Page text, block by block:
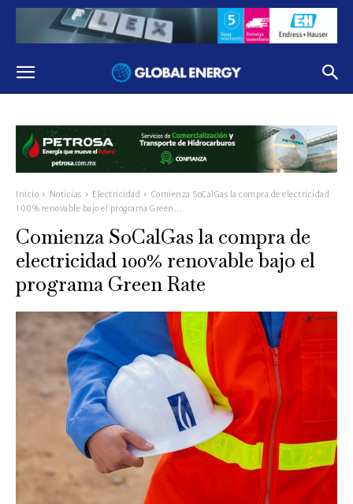
Inicio Noticias Electricidad
Comienza SoCalGas la compra de electricidad
100% renovable bajo el programa Green...
Comienza SoCalGas la compra de
electricidad 100% renovable bajo el
programa Green Rate